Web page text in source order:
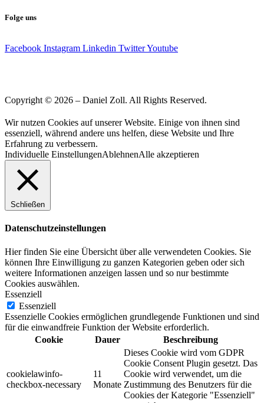
Folge uns
Facebook Instagram Linkedin TwitterYoutube
Copyright © 2026 – Daniel Zoll. All Rights Reserved.
Wir nutzen Cookies auf unserer Website. Einige von ihnen sind
essenziell, während andere uns helfen, diese Website und Ihre
Erfahrung zu verbessern.
Individuelle EinstellungenAblehnenAlle akzeptieren
Schließen
Datenschutzeinstellungen
Hier finden Sie eine Übersicht über alle verwendeten Cookies. Sie
können Ihre Einwilligung zu ganzen Kategorien geben oder sich
weitere Informationen anzeigen lassen und so nur bestimmte
Cookies auswählen.
Essenziell
Essenziell
Essenzielle Cookies ermöglichen grundlegende Funktionen und sind
für die einwandfreie Funktion der Website erforderlich.
Cookie
Dauer Beschreibung
cookielawinfo-
checkbox-necessary
11
Monate
Dieses Cookie wird vom GDPR
Cookie Consent Plugin gesetzt. Das
Cookie wird verwendet, um die
Zustimmung des Benutzers für die
Cookies der Kategorie "Essenziell"